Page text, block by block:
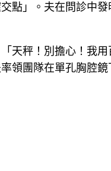
點」。夫在問診中發
天秤！別擔心！我
領團隊在單孔胸腔